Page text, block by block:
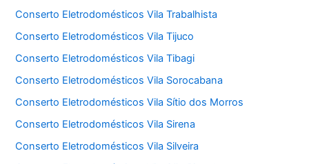
Conserto Eletrodomésticos Vila Trabalhista
Conserto Eletrodomésticos Vila Tijuco
Conserto Eletrodomésticos Vila Tibagi
Conserto Eletrodomésticos Vila Sorocabana
Conserto Eletrodomésticos Vila Sítio dos Morros
Conserto Eletrodomésticos Vila Sirena
Conserto Eletrodomésticos Vila Silveira